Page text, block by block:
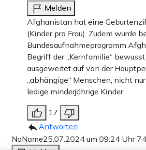
Melden
Afghanistan hat eine
(Kinder pro Frau). Zudem wurde
Bundesaufnahmeprogramm
Begriff der „Kernfamilie“
ausgeweitet auf von der
„abhängige“ Menschen, nicht
ledige minderjährige Kinder.
17
Antworten
NoName25.07.2024 um 09:24 Uhr